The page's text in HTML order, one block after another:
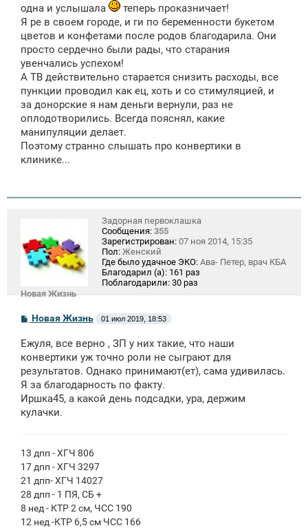
одна и услышала
теперь проказничает!
Я ре в своем городе, и ги по беременности букетом
цветов и конфетами после родов благодарила. Они
просто сердечно были рады, что старания
увенчались успехом!
А ТВ действительно старается снизить расходы, все
пункции проводил как ец, хоть и со стимуляцией, и
за донорские я нам деньги вернули, раз не
оплодотворились. Всегда пояснял, какие
манипуляции делает.
Поэтому странно слышать про конвертики в
клинике...
Новая Жизнь
Задорная первоклашка
Сообщения: 355
Зарегистрирован: 07 ноя 2014, 15:35
Пол: Женский
Где было удачное ЭКО: Ава- Петер, врач КБА
Благодарил (а): 161 раз
Поблагодарили: 30 раз
С
б
щ
н
и
Новая Жизнь 01 июл 2019, 18:53
Ежуля, все верно , ЗП у них такие, что наши
конвертики уж точно роли не сыграют для
результатов. Однако принимают(ет), сама удивилась.
Я за благодарность по факту.
Иршка45, а какой день подсадки, ура, держим
кулачки.
13 дпп - ХГЧ 806
17 дпп - ХГЧ 3297
21 дпп- ХГЧ 14027
28 дпп - 1 ПЯ, СБ +
8 нед - КТР 2 см, ЧСС 190
12 нед -КТР 6,5 см ЧСС 166